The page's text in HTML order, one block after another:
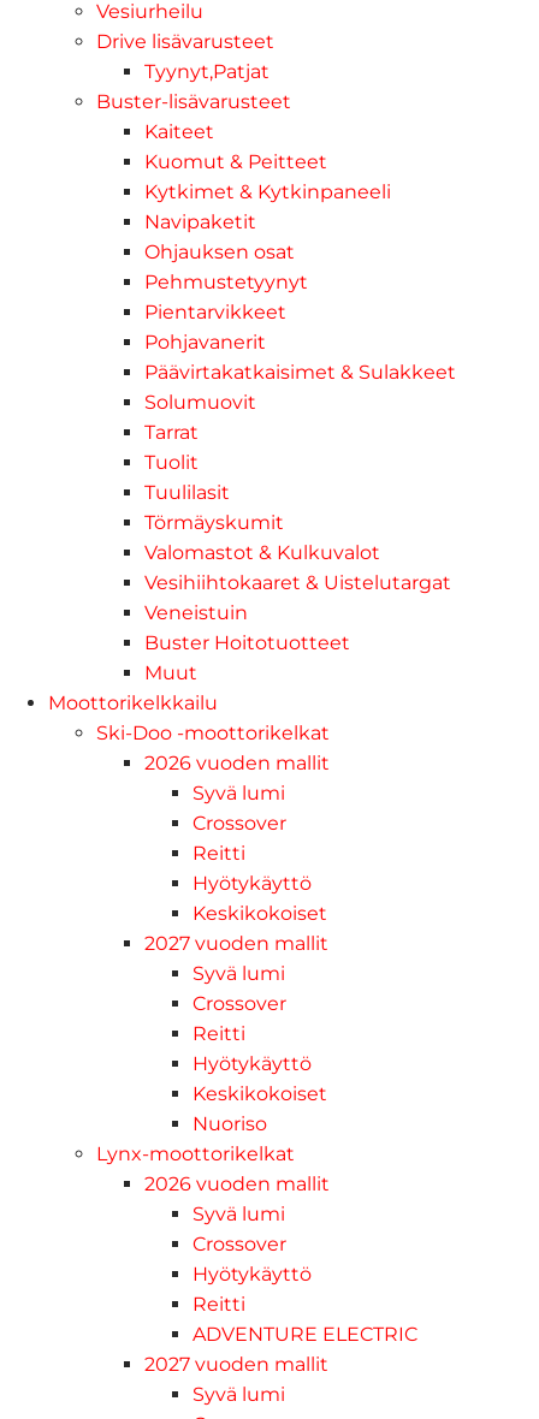
Vesiurheilu
Drive lisävarusteet
Tyynyt,Patjat
Buster-lisävarusteet
Kaiteet
Kuomut & Peitteet
Kytkimet & Kytkinpaneeli
Navipaketit
Ohjauksen osat
Pehmustetyynyt
Pientarvikkeet
Pohjavanerit
Päävirtakatkaisimet & Sulakkeet
Solumuovit
Tarrat
Tuolit
Tuulilasit
Törmäyskumit
Valomastot & Kulkuvalot
Vesihiihtokaaret & Uistelutargat
Veneistuin
Buster Hoitotuotteet
Muut
Moottorikelkkailu
Ski-Doo -moottorikelkat
2026 vuoden mallit
Syvä lumi
Crossover
Reitti
Hyötykäyttö
Keskikokoiset
2027 vuoden mallit
Syvä lumi
Crossover
Reitti
Hyötykäyttö
Keskikokoiset
Nuoriso
Lynx-moottorikelkat
2026 vuoden mallit
Syvä lumi
Crossover
Hyötykäyttö
Reitti
ADVENTURE ELECTRIC
2027 vuoden mallit
Syvä lumi